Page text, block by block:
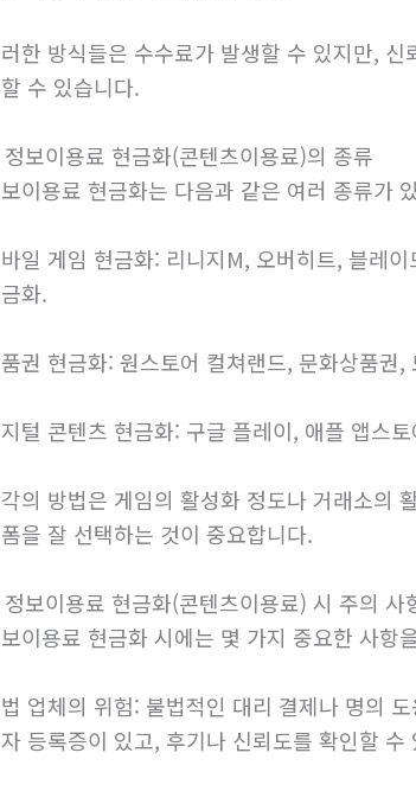
한 방식들은 수수료가 발생할 수 있지만,
수 있습니다.
보이용료 현금화(콘텐츠이용료)의 종류
이용료 현금화는 다음과 같은 여러 종류가
일 게임 현금화: 리니지M, 오버히트, 블레
화.
권 현금화: 원스토어 컬쳐랜드, 문화상품권
털 콘텐츠 현금화: 구글 플레이, 애플 앱스
의 방법은 게임의 활성화 정도나 거래소의
을 잘 선택하는 것이 중요합니다.
보이용료 현금화(콘텐츠이용료) 시 주의 사
이용료 현금화 시에는 몇 가지 중요한 사항
업체의 위험: 불법적인 대리 결제나 명의
등록증이 있고, 후기나 신뢰도를 확인할